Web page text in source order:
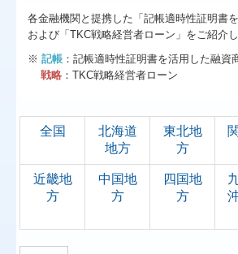
各金融機関と提携した「記帳適時性証明書
および「TKC戦略経営者ローン」をご紹介し
※記帳 ：記帳適時性証明書を活用した融資
戦略 ：TKC戦略経営者ローン
全国
北海道
地方
東北地
方
近畿地
方
中国地
方
四国地
方